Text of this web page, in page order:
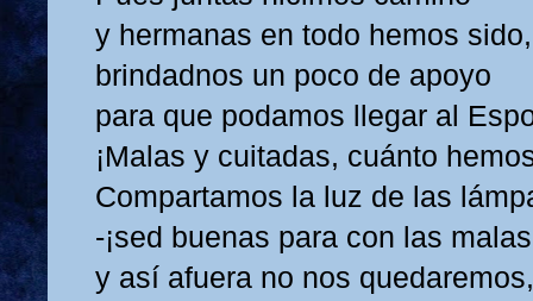
y hermanas en todo hemos sido,
brindadnos un poco de apoyo
para que podamos llegar al
¡Malas y cuitadas, cuánto
Compartamos la luz de las
-¡sed buenas para con las
y así afuera no nos quedaremos,